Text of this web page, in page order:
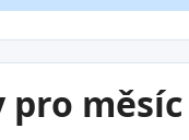
pro měsíc